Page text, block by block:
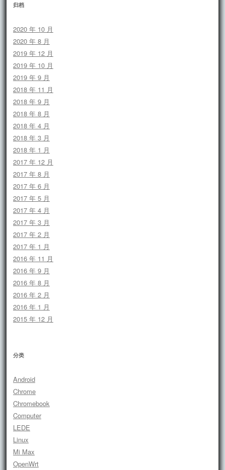
归档
2020 年 10 月
2020 年 8 月
2019 年 12 月
2019 年 10 月
2019 年 9 月
2018 年 11 月
2018 年 9 月
2018 年 8 月
2018 年 4 月
2018 年 3 月
2018 年 1 月
2017 年 12 月
2017 年 8 月
2017 年 6 月
2017 年 5 月
2017 年 4 月
2017 年 3 月
2017 年 2 月
2017 年 1 月
2016 年 11 月
2016 年 9 月
2016 年 8 月
2016 年 2 月
2016 年 1 月
2015 年 12 月
分类
Android
Chrome
Chromebook
Computer
LEDE
Linux
Mi Max
OpenWrt